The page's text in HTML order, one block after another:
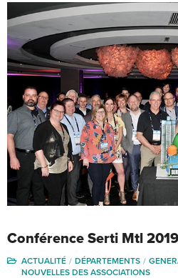
Conférence Serti Mtl 2019
ACTUALITÉ DÉPARTEMENTS
NOUVELLES DES ASSOCIATIONS